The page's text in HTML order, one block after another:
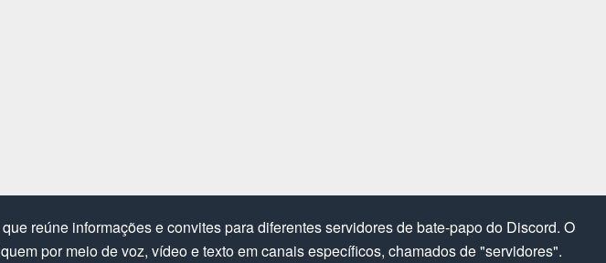
reúne informações e convites para diferentes servidores de bate-papo do Discord. O
por meio de voz, vídeo e texto em canais específicos, chamados de "servidores".